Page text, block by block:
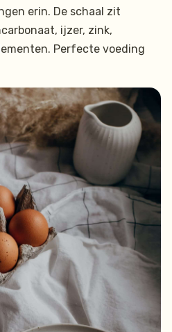
erin. De schaal zit
ijzer, zink,
Perfecte voeding